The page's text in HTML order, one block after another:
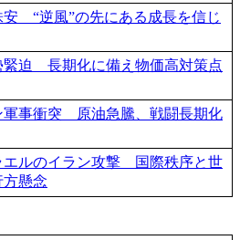
安 “逆風”の先にある成長を信じ
緊迫 長期化に備え物価高対策点
軍事衝突 原油急騰、戦闘長期化
エルのイラン攻撃 国際秩序と世
懸念